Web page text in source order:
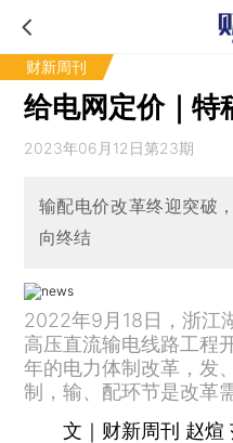
财新周刊
给电网定价｜特
2023年06月12日第23期
输配电价改革终迎突破
向终结
2022年9月18日，浙江
高压直流输电线路工程
年的电力体制改革，发
制，输、配环节是改革
文｜财新周刊 赵煊